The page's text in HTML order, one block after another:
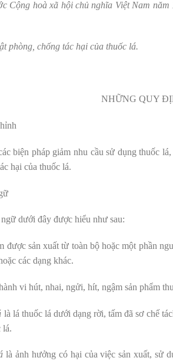
Cộng hoà xã hội chủ nghĩa Việt Nam
phòng, chống tác hại của thuốc lá.
NHỮNG QUY
biện pháp giảm nhu cầu sử dụng thuốc
hại của thuốc lá.
dưới đây được hiểu như sau:
được sản xuất từ toàn bộ hoặc một phần
các dạng khác.
vi hút, nhai, ngửi, hít, ngậm sản phẩm
là lá thuốc lá dưới dạng rời, tấm đã sơ chế
lá.
là ảnh hưởng có hại của việc sản xuất, sử